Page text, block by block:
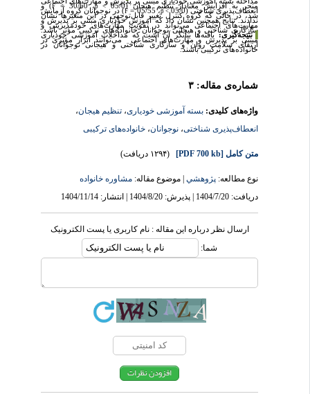
منجر به افزایش معنادار تنظیم هیجان (05/0 p <، 30/60 = F) و
انعطاف‌پذیری شناختی (05/0 p <، 05/55 = F) در نوجوانان گروه آزمایش
شد، در حالی که گروه کنترل تغییر قابل‌توجهی در این متغیرها نشان
ندادند. نتایج همچنین نشان داد که آموزش خودیاری مبتنی بر پذیرش و
مهارت‌های اجتماعی می‌تواند در تقویت مهارت‌های خودمدیریتی و
سازگاری شناختی و هیجانی نوجوانان خانواده‌های ترکیبی مؤثر باشد.
نتیجه‌گیری:یافته‌ها بیانگر آن است که مداخلات آموزشی خودیاری
مبتنی بر پذیرش و مهارت‌های اجتماعی می‌توانند ابزار مؤثری در
ارتقای سلامت روان و سازگاری شناختی و هیجانی نوجوانان در
خانواده‌های ترکیبی باشند.
شماره‌ی مقاله: ۳
واژه‌های کلیدی:بسته آموزشی خودیاری،تنظیم هیجان،
انعطاف‌پذیری شناختی، نوجوانان،خانواده‌های ترکیبی
متن کامل[PDF 700 kb] (۱۲۹۴ دریافت)
نوع مطالعه:پژوهشي| موضوع مقاله:مشاوره خانواده
دریافت: 1404/7/20 | پذیرش: 1404/8/20 | انتشار: 1404/11/14
ارسال نظر درباره این مقاله : نام کاربری یا پست الکترونیک
شما: